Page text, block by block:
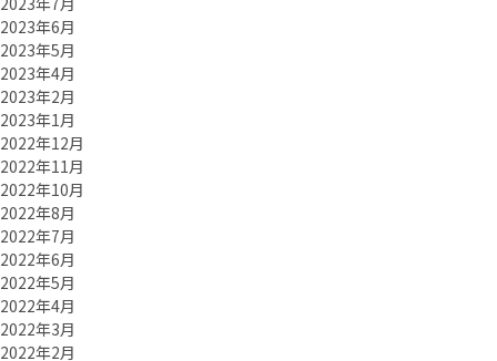
2023年6月
2023年5月
2023年4月
2023年2月
2023年1月
2022年12月
2022年11月
2022年10月
2022年8月
2022年7月
2022年6月
2022年5月
2022年4月
2022年3月
2022年2月